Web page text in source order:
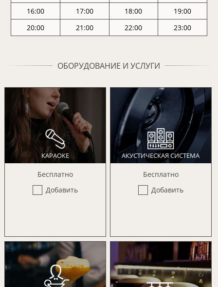
16:00
17:00 18:00
19:00
20:00
21:00 22:00 23:00
ОБОРУДОВАНИЕ И УСЛУГИ
КАРАОКЕ
Бесплатно
Добавить
АКУСТИЧЕСКАЯ СИСТЕМА
Бесплатно
Добавить